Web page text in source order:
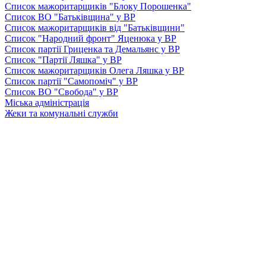
Список мажоритарщиків "Блоку Порошенка"
Список ВО "Батьківщина" у ВР
Список мажоритарщиків від "Батьківщини"
Список "Народний фронт" Яценюка у ВР
Список партії Гриценка та Демальянс у ВР
Список "Партії Ляшка" у ВР
Список мажоритарщиків Олега Ляшка у ВР
Список партії "Самопоміч" у ВР
Список ВО "Свобода" у ВР
Міська адміністрація
Жеки та комунальні служби